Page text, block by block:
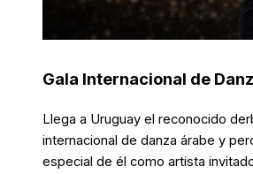
Gala Internacional de
Llega a Uruguay el reconocido
internacional de danza árabe y
especial de él como artista